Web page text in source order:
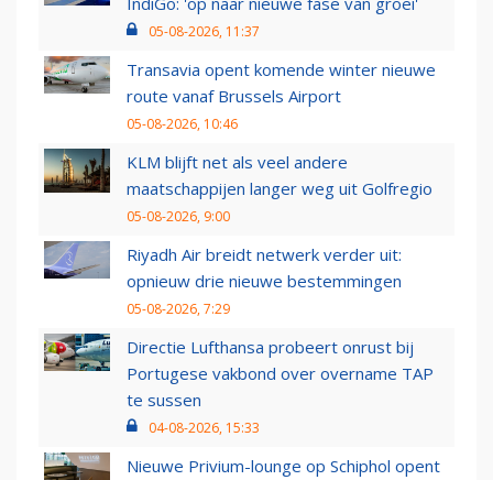
05-08-2026, 11:37
Transavia opent komende winter nieuwe
route vanaf Brussels Airport
05-08-2026, 10:46
KLM blijft net als veel andere
maatschappijen langer weg uit Golfregio
05-08-2026, 9:00
Riyadh Air breidt netwerk verder uit:
opnieuw drie nieuwe bestemmingen
05-08-2026, 7:29
Directie Lufthansa probeert onrust bij
Portugese vakbond over overname TAP
te sussen
04-08-2026, 15:33
Nieuwe Privium-lounge op Schiphol opent